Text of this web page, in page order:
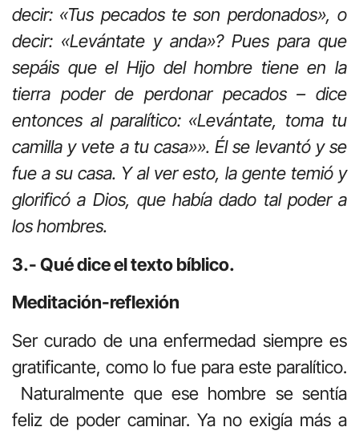
decir: «Tus pecados te son perdonados», o
decir: «Levántate y anda»? Pues para que
sepáis que el Hijo del hombre tiene en la
tierra poder de perdonar pecados – dice
entonces al paralítico: «Levántate, toma tu
camilla y vete a tu casa»». Él se levantó y se
fue a su casa. Y al ver esto, la gente temió y
glorificó a Dios, que había dado tal poder a
los hombres.
3.- Qué dice el texto bíblico.
Meditación-reflexión
Ser curado de una enfermedad siempre es
gratificante, como lo fue para este paralítico.
Naturalmente que ese hombre se sentía
feliz de poder caminar. Ya no exigía más a